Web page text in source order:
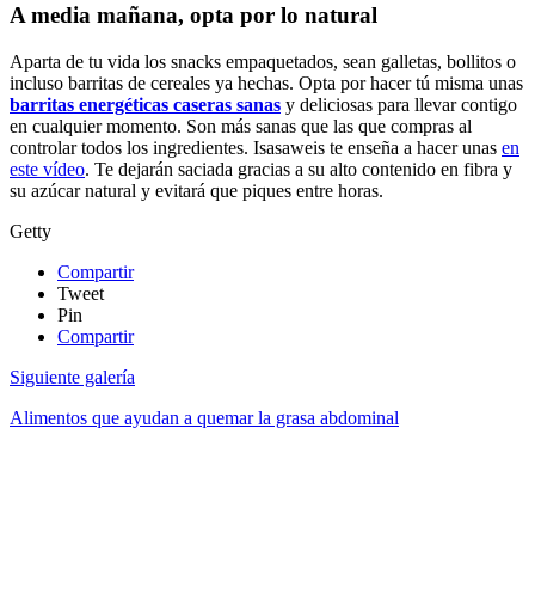
A media mañana, opta por lo natural
Aparta de tu vida los snacks empaquetados, sean galletas, bollitos o
incluso barritas de cereales ya hechas. Opta por hacer tú misma unas
barritas energéticas caseras sanas y deliciosas para llevar contigo
en cualquier momento. Son más sanas que las que compras al
controlar todos los ingredientes. Isasaweis te enseña a hacer unas en
este vídeo. Te dejarán saciada gracias a su alto contenido en fibra y
su azúcar natural y evitará que piques entre horas.
Getty
Compartir
Tweet
Pin
Compartir
Siguiente galería
Alimentos que ayudan a quemar la grasa abdominal